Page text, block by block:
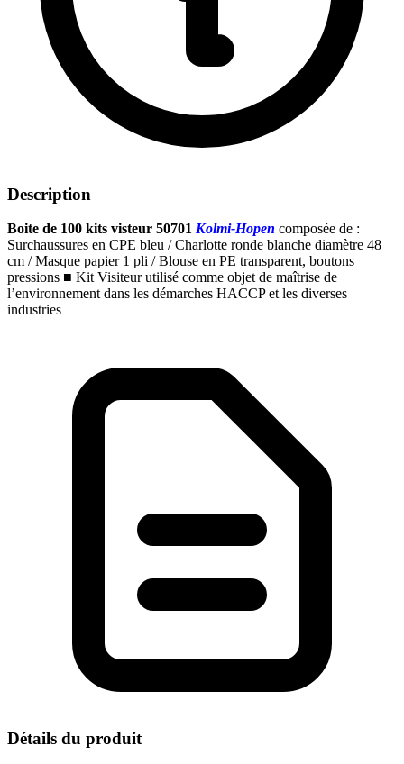
Description
Boite de 100 kits visteur 50701 Kolmi-Hopen composée de :
Surchaussures en CPE bleu / Charlotte ronde blanche diamètre 48
cm / Masque papier 1 pli / Blouse en PE transparent, boutons
pressions ■ Kit Visiteur utilisé comme objet de maîtrise de
l’environnement dans les démarches HACCP et les diverses
industries
Détails du produit